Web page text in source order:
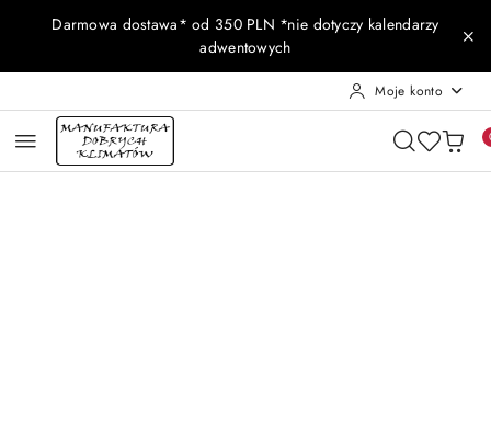
Przejdź do treści głównej
Przejdź do wyszukiwarki
Przejdź do moje konto
Przejdź do menu głównego
Przejdź do opisu produktu
Przejdź do stopki
Darmowa dostawa* od 350 PLN *nie dotyczy kalendarzy
adwentowych
Moje konto